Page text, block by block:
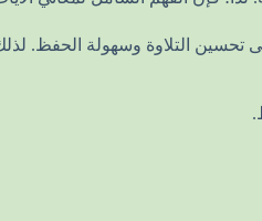
تحسين التلاوة وسهولة الحفظ.